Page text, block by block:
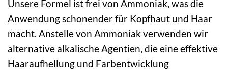
Unsere Formel ist frei von Ammoniak, was die
Anwendung schonender für Kopfhaut und Haar
macht. Anstelle von Ammoniak verwenden wir
alternative alkalische Agentien, die eine effektive
Haaraufhellung und Farbentwicklung